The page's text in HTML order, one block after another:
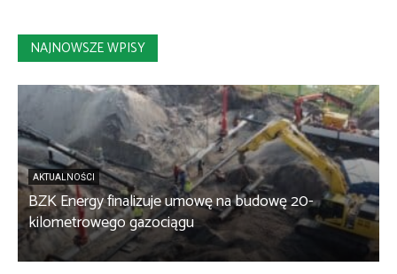
NAJNOWSZE WPISY
AKTUALNOŚCI
BZK Energy finalizuje umowę na budowę 20-
kilometrowego gazociągu